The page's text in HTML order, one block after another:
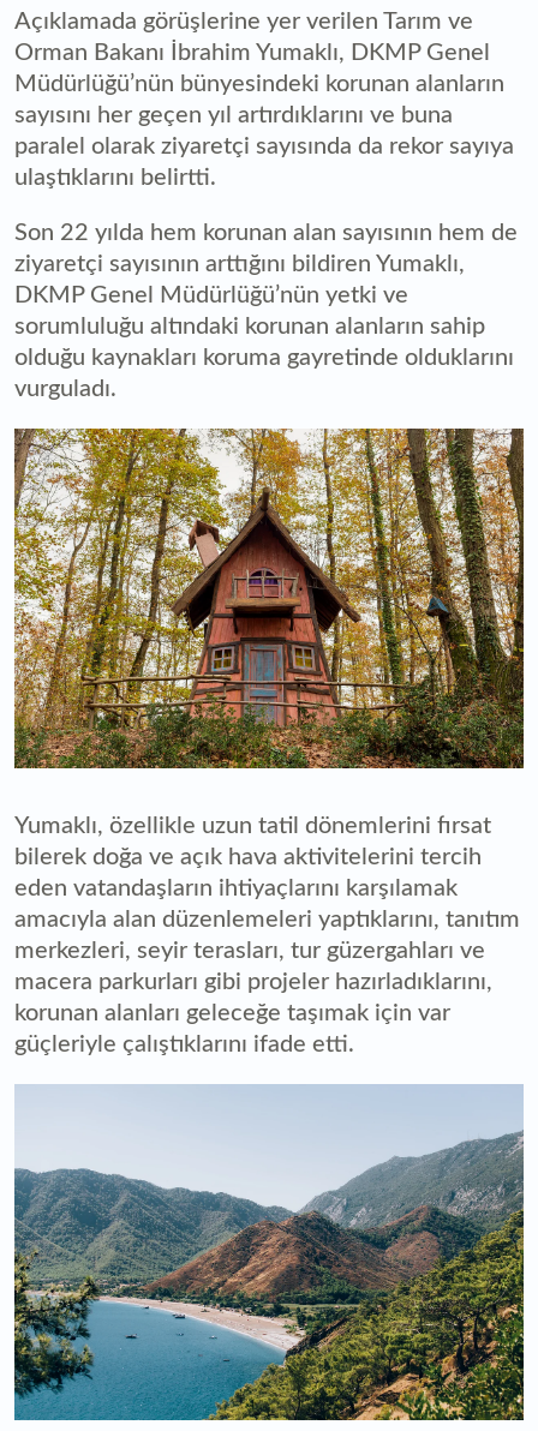
Açıklamada görüşlerine yer verilen Tarım ve
Orman Bakanı İbrahim Yumaklı, DKMP Genel
Müdürlüğü’nün bünyesindeki korunan alanların
sayısını her geçen yıl artırdıklarını ve buna
paralel olarak ziyaretçi sayısında da rekor sayıya
ulaştıklarını belirtti.
Son 22 yılda hem korunan alan sayısının hem de
ziyaretçi sayısının arttığını bildiren Yumaklı,
DKMP Genel Müdürlüğü’nün yetki ve
sorumluluğu altındaki korunan alanların sahip
olduğu kaynakları koruma gayretinde olduklarını
vurguladı.
Yumaklı, özellikle uzun tatil dönemlerini fırsat
bilerek doğa ve açık hava aktivitelerini tercih
eden vatandaşların ihtiyaçlarını karşılamak
amacıyla alan düzenlemeleri yaptıklarını, tanıtım
merkezleri, seyir terasları, tur güzergahları ve
macera parkurları gibi projeler hazırladıklarını,
korunan alanları geleceğe taşımak için var
güçleriyle çalıştıklarını ifade etti.